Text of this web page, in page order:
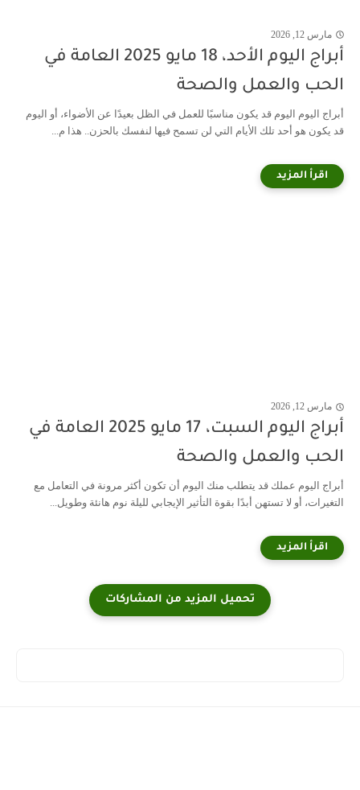
مارس 12, 2026
أبراج اليوم الأحد، 18 مايو 2025 العامة في
الحب والعمل والصحة
أبراج اليوم اليوم قد يكون مناسبًا للعمل في الظل بعيدًا عن الأضواء، أو اليوم
قد يكون هو أحد تلك الأيام التي لن تسمح فيها لنفسك بالحزن.. هذا م...
مارس 12, 2026
أبراج اليوم السبت، 17 مايو 2025 العامة في
الحب والعمل والصحة
أبراج اليوم عملك قد يتطلب منك اليوم أن تكون أكثر مرونة في التعامل مع
التغيرات، أو لا تستهن أبدًا بقوة التأثير الإيجابي لليلة نوم هانئة وطويل...